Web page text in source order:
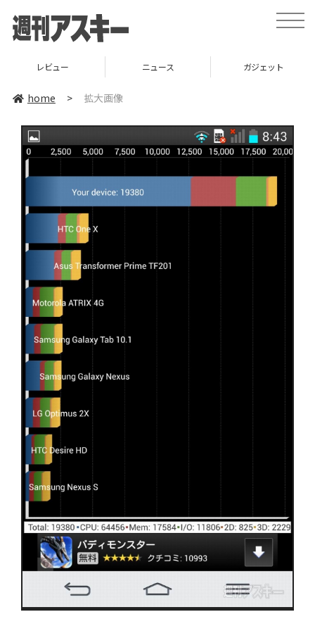
toggle
レビュー ニュース ガジェット
home > 拡大画像